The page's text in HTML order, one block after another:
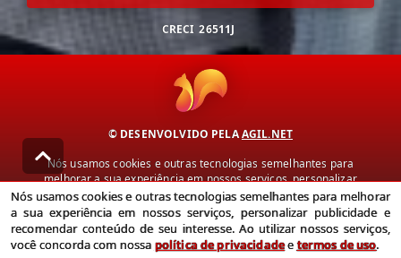
CRECI 26511J
© DESENVOLVIDO PELAAGIL.NET
Nós usamos cookies e outras tecnologias semelhantes para
melhorar a sua experiência em nossos serviços, personalizar
publicidade e recomendar conteúdo de seu interesse. Ao utilizar
nossos serviços, você concorda com nossa política de privacidade e
termos de uso.
Política de Privacidade Termos de uso
Nós usamos cookies e outras tecnologias semelhantes para melhorar
a sua experiência em nossos serviços, personalizar publicidade e
recomendar conteúdo de seu interesse. Ao utilizar nossos serviços,
você concorda com nossa política de privacidadeetermos de uso.